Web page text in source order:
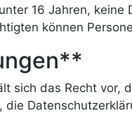
16 Jahren,
können
sich das Recht vor,
die